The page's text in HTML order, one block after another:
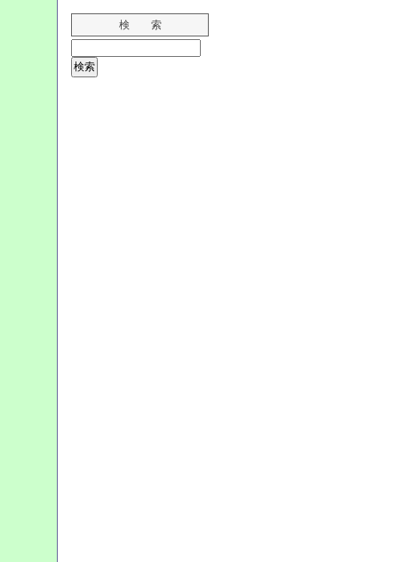
検 索